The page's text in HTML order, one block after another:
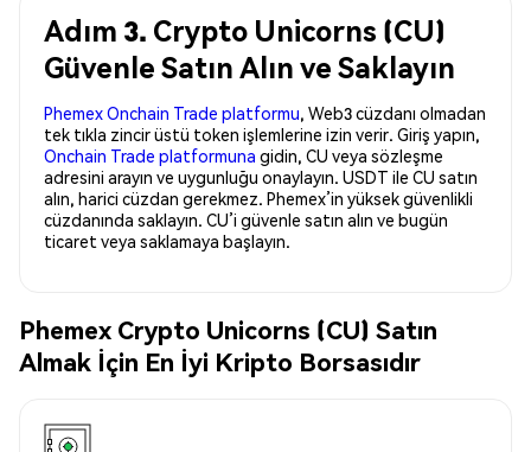
Adım 3. Crypto Unicorns (CU)
Güvenle Satın Alın ve Saklayın
Phemex Onchain Trade platformu, Web3 cüzdanı olmadan
tek tıkla zincir üstü token işlemlerine izin verir. Giriş yapın,
Onchain Trade platformuna gidin, CU veya sözleşme
adresini arayın ve uygunluğu onaylayın. USDT ile CU satın
alın, harici cüzdan gerekmez. Phemex’in yüksek güvenlikli
cüzdanında saklayın. CU’i güvenle satın alın ve bugün
ticaret veya saklamaya başlayın.
Phemex Crypto Unicorns (CU) Satın
Almak İçin En İyi Kripto Borsasıdır